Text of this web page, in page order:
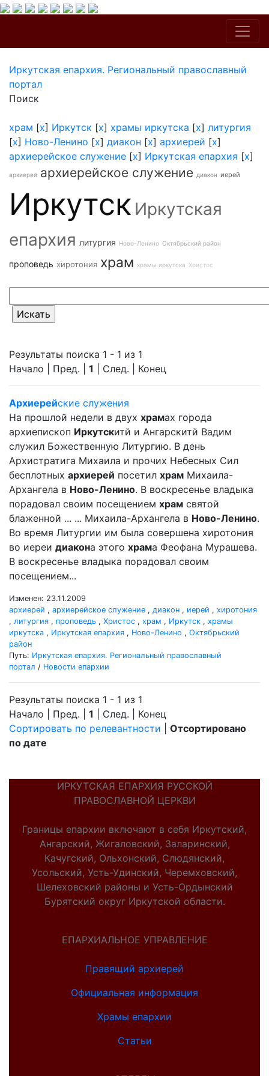
Иркутская епархия. Региональный православный
портал
Поиск
храм [x] Иркутск [x] храмы иркутска [x] литургия
[x] Ново-Ленино [x] диакон [x] архиерей [x]
архиерейское служение [x] Иркутская епархия [x]
архиерей архиерейское служение диакон иерей
Иркутск Иркутская
епархия литургия Ново-Ленино Октябрьский район
проповедь хиротония храм храмы иркутска Христос
Результаты поиска 1 - 1 из 1
Начало | Пред. | 1 | След. | Конец
Архиерейские служения
На прошлой недели в двух храмах города
архиепископ Иркутскитй и Ангарскитй Вадим
служил Божественную Литургию. В день
Архистратига Михаила и прочих Небесных Сил
бесплотных архиерей посетил храм Михаила-
Архангела в Ново-Ленино. В воскресенье владыка
порадовал своим посещением храм святой
блаженной ... ... Михаила-Архангела в Ново-Ленино.
Во время Литургии им была совершена хиротония
во иереи диакона этого храма Феофана Мурашева.
В воскресенье владыка порадовал своим
посещением...
Изменен: 23.11.2009
архиерей , архиерейское служение , диакон , иерей , хиротония
, литургия , проповедь , Христос , храм , Иркутск , храмы
иркутска , Иркутская епархия , Ново-Ленино , Октябрьский
район
Путь: Иркутская епархия. Региональный православный
портал / Новости епархии
Результаты поиска 1 - 1 из 1
Начало | Пред. | 1 | След. | Конец
Сортировать по релевантности
Отсортировано
по дате
ИРКУТСКАЯ ЕПАРХИЯ РУССКОЙ
ПРАВОСЛАВНОЙ ЦЕРКВИ
Границы епархии включают в себя Иркутский,
Ангарский, Жигаловский, Заларинский,
Качугский, Ольхонский, Слюдянский,
Усольский, Усть-Удинский, Черемховский,
Шелеховский районы и Усть-Ордынский
Бурятский округ Иркутской области.
ЕПАРХИАЛЬНОЕ УПРАВЛЕНИЕ
Правящий архиерей
Официальная информация
Храмы епархии
Статьи